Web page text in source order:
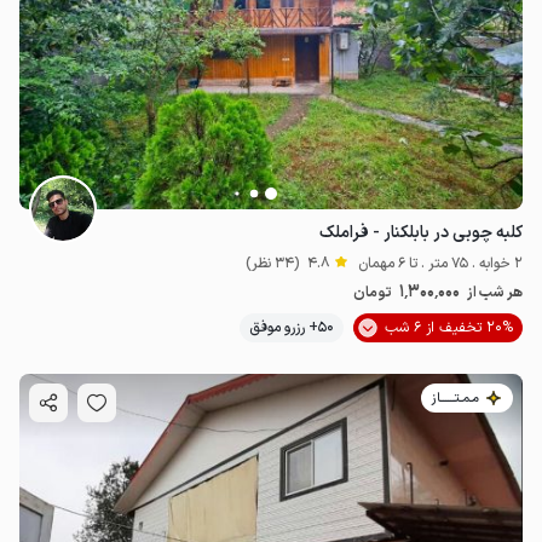
کلبه چوبی در بابلکنار - فراملک
2 خوابه . 75 متر . تا 6 مهمان 4.8 (34 نظر)
هر شب از 1٬300٬000 تومان
20% تخفیف از 6 شب
50+ رزرو موفق
مـمـتــــــاز